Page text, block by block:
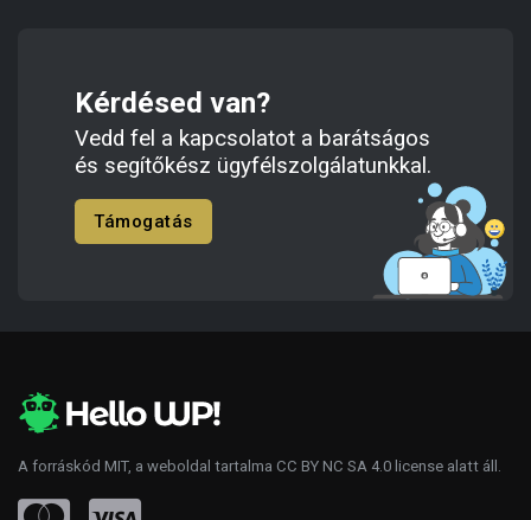
Kérdésed van?
Vedd fel a kapcsolatot a barátságos
és segítőkész ügyfélszolgálatunkkal.
Támogatás
A forráskód MIT, a weboldal tartalma CC BY NC SA 4.0 license alatt áll.